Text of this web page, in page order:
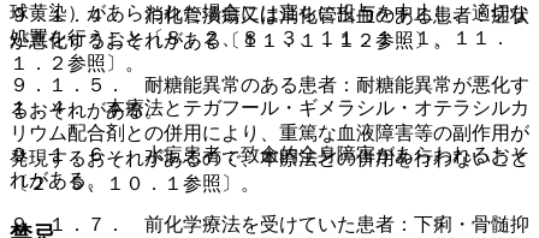
９．１．４． 消化管潰瘍又は消化管出血のある患者：症状
が悪化するおそれがある〔１１．１．１２参照〕。
９．１．５． 耐糖能異常のある患者：耐糖能異常が悪化す
るおそれがある。
９．１．６． 水痘患者：致命的全身障害があらわれるおそ
れがある。
９．１．７． 前化学療法を受けていた患者：下痢・骨髄抑
球黄染）があらわれた場合には直ちに投与を中止し、適切な
処置を行うこと〔８．２、８．３、１１．１．１、１１．
１．２参照〕。
１．４． 本療法とテガフール・ギメラシル・オテラシルカ
リウム配合剤との併用により、重篤な血液障害等の副作用が
発現するおそれがあるので、本療法との併用を行わないこと
〔２．５、１０．１参照〕。